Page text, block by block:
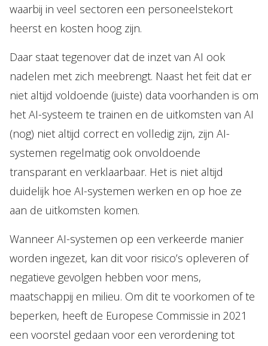
waarbij in veel sectoren een personeelstekort
heerst en kosten hoog zijn.
Daar staat tegenover dat de inzet van AI ook
nadelen met zich meebrengt. Naast het feit dat er
niet altijd voldoende (juiste) data voorhanden is om
het AI-systeem te trainen en de uitkomsten van AI
(nog) niet altijd correct en volledig zijn, zijn AI-
systemen regelmatig ook onvoldoende
transparant en verklaarbaar. Het is niet altijd
duidelijk hoe AI-systemen werken en op hoe ze
aan de uitkomsten komen.
Wanneer AI-systemen op een verkeerde manier
worden ingezet, kan dit voor risico’s opleveren of
negatieve gevolgen hebben voor mens,
maatschappij en milieu. Om dit te voorkomen of te
beperken, heeft de Europese Commissie in 2021
een voorstel gedaan voor een verordening tot